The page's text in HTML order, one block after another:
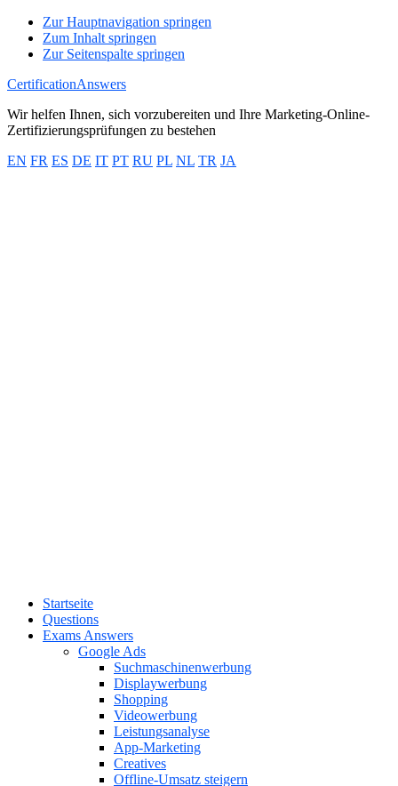
Zur Hauptnavigation springen
Zum Inhalt springen
Zur Seitenspalte springen
CertificationAnswers
Wir helfen Ihnen, sich vorzubereiten und Ihre Marketing-Online-
Zertifizierungsprüfungen zu bestehen
EN FR ES DE IT PT RU PL NL TR JA
Startseite
Questions
Exams Answers
Google Ads
Suchmaschinenwerbung
Displaywerbung
Shopping
Videowerbung
Leistungsanalyse
App-Marketing
Creatives
Offline-Umsatz steigern